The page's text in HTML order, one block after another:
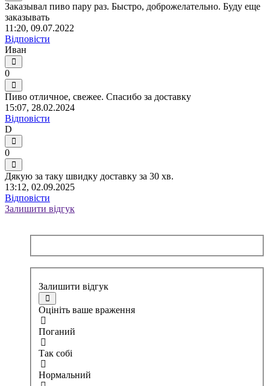
Заказывал пиво пару раз. Быстро, доброжелательно. Буду еще
заказывать
11:20, 09.07.2022
Відповісти
Иван
0
Пиво отличное, свежее. Спасибо за доставку
15:07, 28.02.2024
Відповісти
D
0
Дякую за таку швидку доставку за 30 хв.
13:12, 02.09.2025
Відповісти
Залишити відгук
Залишити відгук
Оцініть ваше враження
Поганий
Так собі
Нормальний